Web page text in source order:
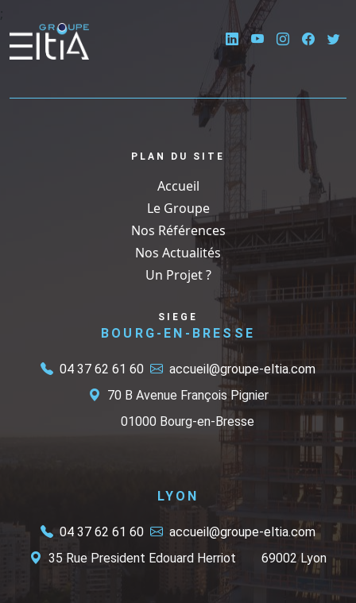
PLAN DU SITE
Accueil
Le Groupe
Nos Références
Nos Actualités
Un Projet ?
SIEGE
BOURG-EN-BRESSE
04 37 62 61 60
accueil@groupe-eltia.com
70 B Avenue François Pignier
01000 Bourg-en-Bresse
LYON
04 37 62 61 60
accueil@groupe-eltia.com
35 Rue President Edouard Herriot
69002 Lyon